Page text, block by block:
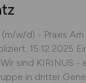
w/d) - Praxis
15.12.2025
sind KIRINUS -
in dritter